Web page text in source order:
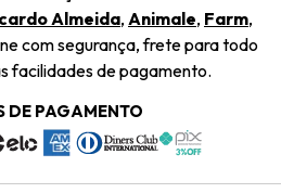
Almeida, Animale, Farm,
com segurança, frete para todo
facilidades de pagamento.
DE PAGAMENTO